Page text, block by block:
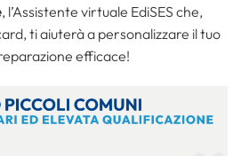
, l’Assistente virtuale EdiSES che,
ti aiuterà a personalizzare il tuo
efficace!